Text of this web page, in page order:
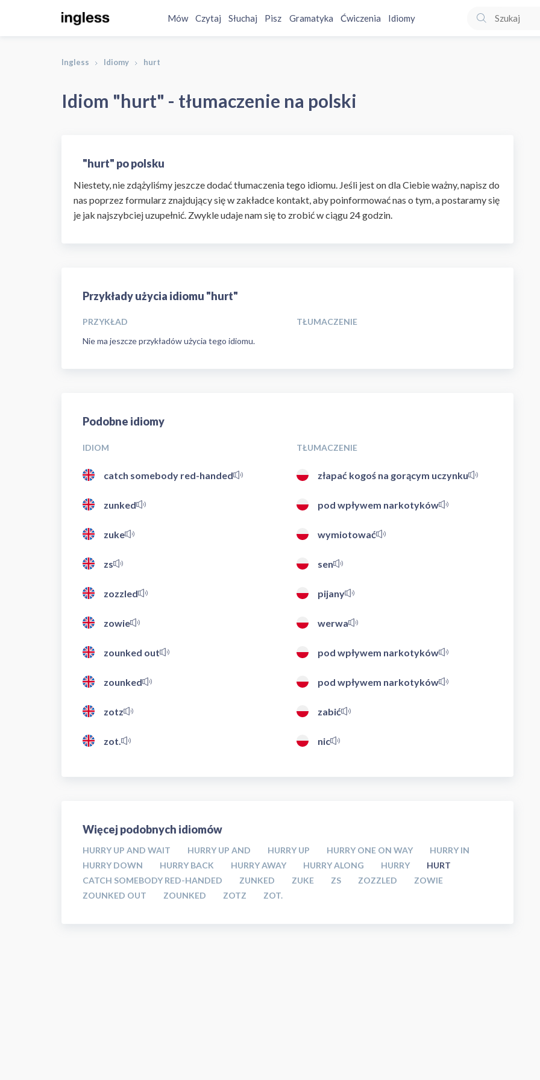
Mów Czytaj Słuchaj Pisz Gramatyka Ćwiczenia Idiomy
Ingless Idiomy hurt
Idiom "hurt" - tłumaczenie na polski
"hurt" po polsku
Niestety, nie zdążyliśmy jeszcze dodać tłumaczenia tego idiomu. Jeśli jest on dla Ciebie ważny, napisz do
nas poprzez formularz znajdujący się w zakładce kontakt, aby poinformować nas o tym, a postaramy się
je jak najszybciej uzupełnić. Zwykle udaje nam się to zrobić w ciągu 24 godzin.
Przykłady użycia idiomu "hurt"
PRZYKŁAD
TŁUMACZENIE
Nie ma jeszcze przykładów użycia tego idiomu.
Podobne idiomy
IDIOM TŁUMACZENIE
catch somebody red-handed złapać kogoś na gorącym uczynku
zunked pod wpływem narkotyków
zuke wymiotować
zs sen
zozzled pijany
zowie werwa
zounked out pod wpływem narkotyków
zounked pod wpływem narkotyków
zotz zabić
zot. nic
Więcej podobnych idiomów
HURRY UP AND WAIT HURRY UP AND HURRY UP HURRY ONE ON WAY
HURRY IN
HURRY DOWN
HURRY BACK HURRY AWAY HURRY ALONG HURRY
HURT
CATCH SOMEBODY RED-HANDED
ZUNKED ZUKE ZS ZOZZLED
ZOWIE
ZOUNKED OUT
ZOUNKED ZOTZ ZOT.